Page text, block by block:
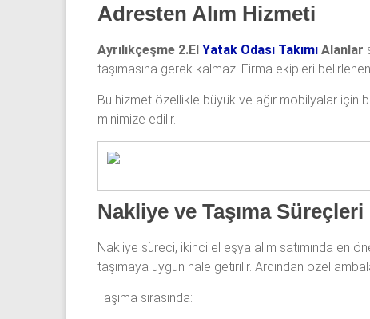
Adresten Alım Hizmeti
Ayrılıkçeşme 2.El Yatak Odası Takımı Alanlar
taşımasına gerek kalmaz. Firma ekipleri
Bu hizmet özellikle büyük ve ağır mobilyalar için
minimize edilir.
Nakliye ve Taşıma Süreçleri
Nakliye süreci, ikinci el eşya alım satımında en
taşımaya uygun hale getirilir. Ardından özel
Taşıma sırasında: